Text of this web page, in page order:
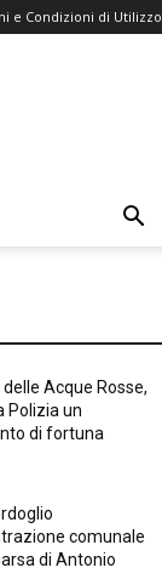
e Condizioni di Utilizzo
Acque Rosse,
Polizia un
di fortuna
comunale
di Antonio